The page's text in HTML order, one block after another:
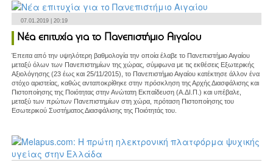
07.01.2019 | 20:19
Νέα επιτυχία για το Πανεπιστήμιο Αιγαίου
Έπειτα από την υψηλότερη βαθμολογία την οποία έλαβε το Πανεπιστήμιο Αιγαίου
μεταξύ όλων των Πανεπιστημίων της χώρας, σύμφωνα με τις εκθέσεις Εξωτερικής
Αξιολόγησης (23 έως και 25/11/2015), το Πανεπιστήμιο Αιγαίου κατέκτησε άλλον ένα
στόχο αριστείας, καθώς ανταποκρίθηκε στην πρόσκληση της Αρχής Διασφάλισης και
Πιστοποίησης της Ποιότητας στην Ανώτατη Εκπαίδευση (Α.ΔΙ.Π.) και υπέβαλε,
μεταξύ των πρώτων Πανεπιστημίων στη χώρα, πρόταση Πιστοποίησης του
Εσωτερικού Συστήματος Διασφάλισης της Ποιότητάς του.